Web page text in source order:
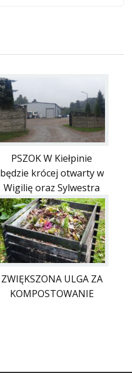
PSZOK W Kiełpinie
będzie krócej otwarty w
Wigilię oraz Sylwestra
ZWIĘKSZONA ULGA ZA
KOMPOSTOWANIE